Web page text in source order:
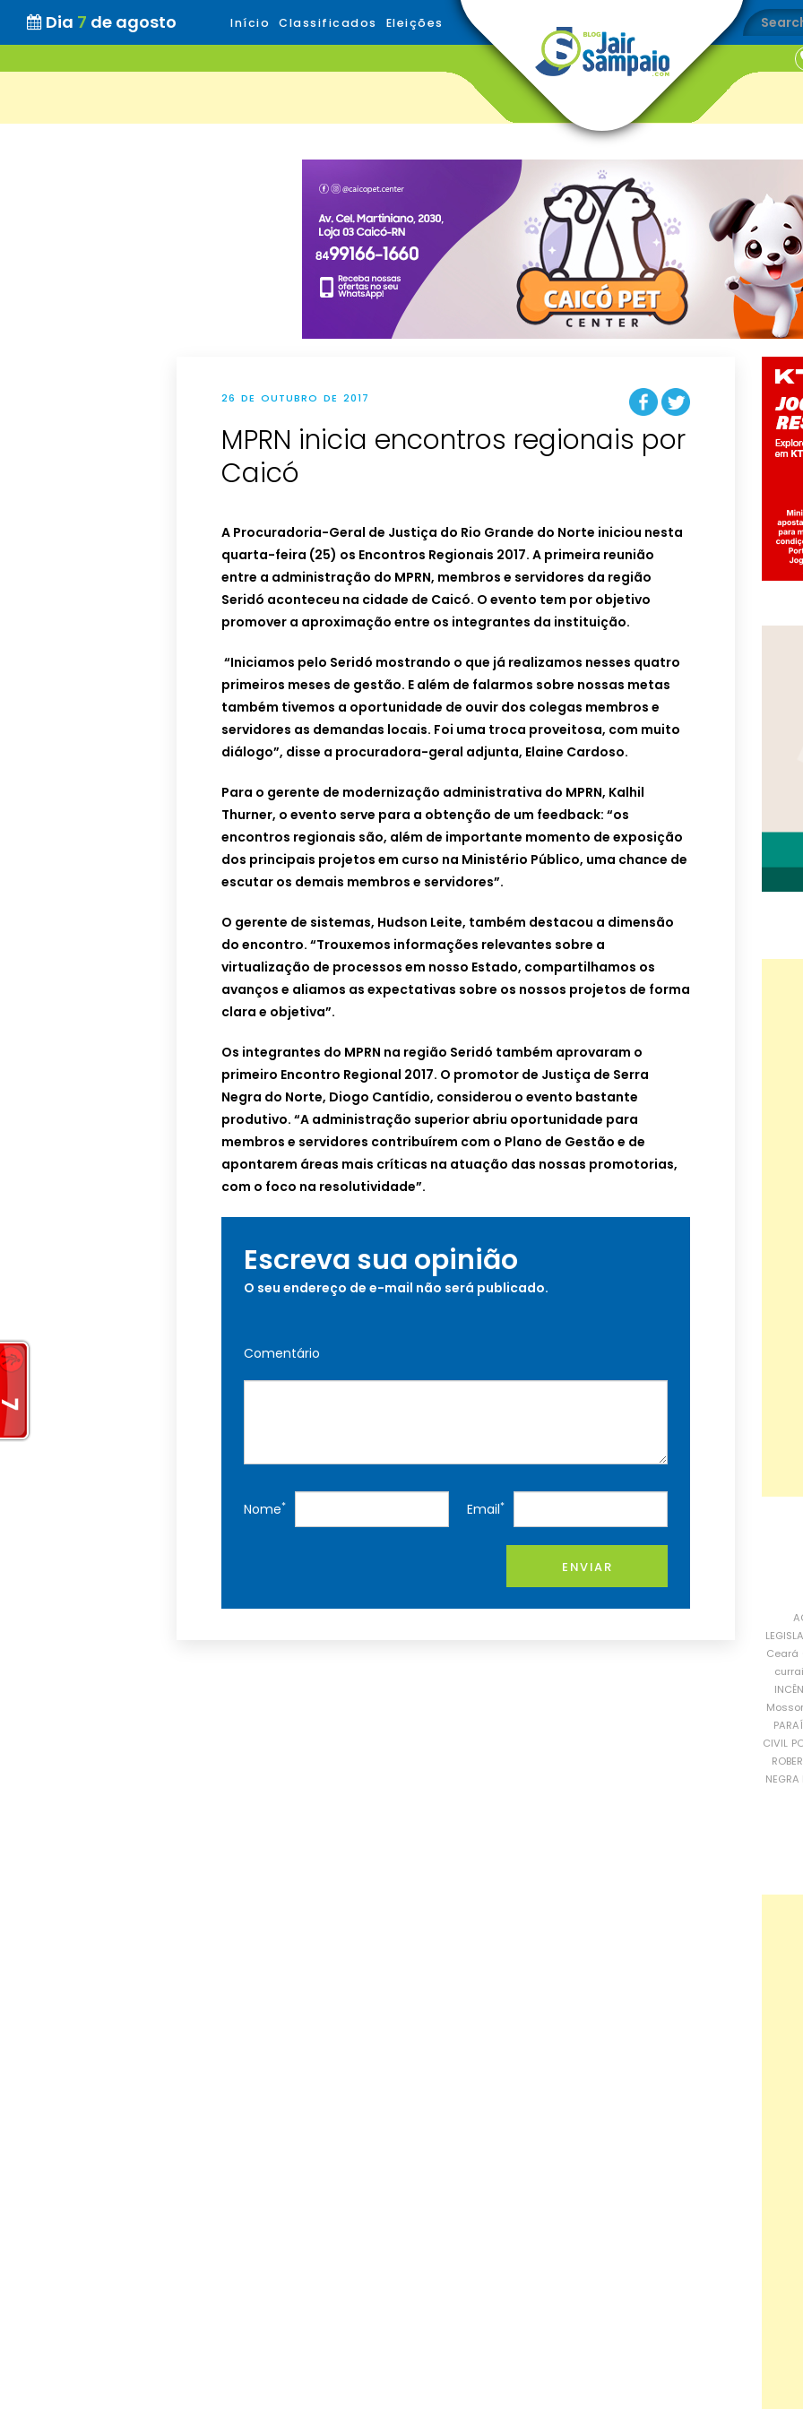
Dia 7 de agosto Início Classificados Eleições
26 DE OUTUBRO DE 2017
MPRN inicia encontros regionais por
Caicó
A Procuradoria-Geral de Justiça do Rio Grande do Norte iniciou nesta
quarta-feira (25) os Encontros Regionais 2017. A primeira reunião
entre a administração do MPRN, membros e servidores da região
Seridó aconteceu na cidade de Caicó. O evento tem por objetivo
promover a aproximação entre os integrantes da instituição.
“Iniciamos pelo Seridó mostrando o que já realizamos nesses quatro
primeiros meses de gestão. E além de falarmos sobre nossas metas
também tivemos a oportunidade de ouvir dos colegas membros e
servidores as demandas locais. Foi uma troca proveitosa, com muito
diálogo”, disse a procuradora-geral adjunta, Elaine Cardoso.
Para o gerente de modernização administrativa do MPRN, Kalhil
Thurner, o evento serve para a obtenção de um feedback: “os
encontros regionais são, além de importante momento de exposição
dos principais projetos em curso na Ministério Público, uma chance de
escutar os demais membros e servidores”.
O gerente de sistemas, Hudson Leite, também destacou a dimensão
do encontro. “Trouxemos informações relevantes sobre a
virtualização de processos em nosso Estado, compartilhamos os
avanços e aliamos as expectativas sobre os nossos projetos de forma
clara e objetiva”.
Os integrantes do MPRN na região Seridó também aprovaram o
primeiro Encontro Regional 2017. O promotor de Justiça de Serra
Negra do Norte, Diogo Cantídio, considerou o evento bastante
produtivo. “A administração superior abriu oportunidade para
membros e servidores contribuírem com o Plano de Gestão e de
apontarem áreas mais críticas na atuação das nossas promotorias,
com o foco na resolutividade”.
Escreva sua opinião
O seu endereço de e-mail não será publicado.
Comentário
Nome* Email*
ENVIAR
Ceará
CIVIL
NEGRA